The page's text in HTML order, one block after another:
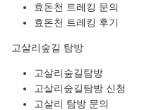
효돈천 트레킹 문의
효돈천 트레킹 후기
고살리숲길 탐방
고살리숲길탐방
고살리숲길탐방 신청
고살리 탐방 문의